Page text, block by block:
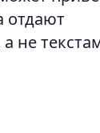
отдают
не